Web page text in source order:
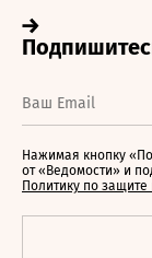
Нажимая кнопку
от «Ведомости» и
Политику по